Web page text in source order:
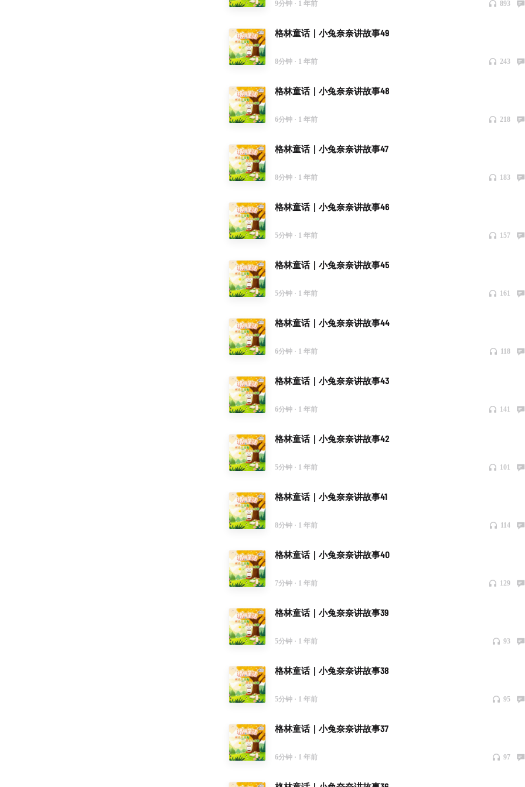
9分钟 · 1 年前 893
格林童话｜小兔奈奈讲故事49
8分钟 · 1 年前 243
格林童话｜小兔奈奈讲故事48
6分钟 · 1 年前 218
格林童话｜小兔奈奈讲故事47
8分钟 · 1 年前 183
格林童话｜小兔奈奈讲故事46
5分钟 · 1 年前 157
格林童话｜小兔奈奈讲故事45
5分钟 · 1 年前 161
格林童话｜小兔奈奈讲故事44
6分钟 · 1 年前 118
格林童话｜小兔奈奈讲故事43
6分钟 · 1 年前 141
格林童话｜小兔奈奈讲故事42
5分钟 · 1 年前 101
格林童话｜小兔奈奈讲故事41
8分钟 · 1 年前 114
格林童话｜小兔奈奈讲故事40
7分钟 · 1 年前 129
格林童话｜小兔奈奈讲故事39
5分钟 · 1 年前 93
格林童话｜小兔奈奈讲故事38
5分钟 · 1 年前 95
格林童话｜小兔奈奈讲故事37
6分钟 · 1 年前 97